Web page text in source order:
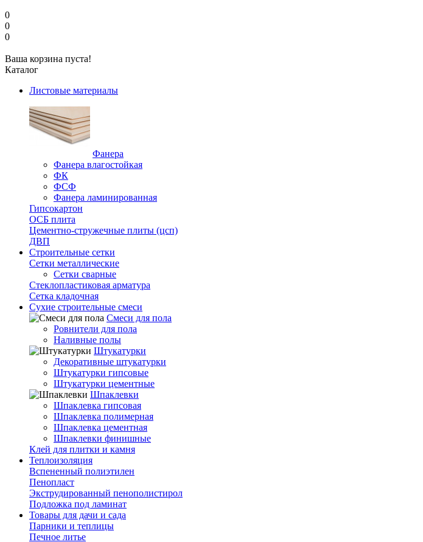
0
0
0
Ваша корзина пуста!
Каталог
Листовые материалы
Фанера
Фанера влагостойкая
ФК
ФСФ
Фанера ламинированная
Гипсокартон
ОСБ плита
Цементно-стружечные плиты (цсп)
ДВП
Строительные сетки
Сетки металлические
Сетки сварные
Стеклопластиковая арматура
Сетка кладочная
Сухие строительные смеси
Смеси для пола
Ровнители для пола
Наливные полы
Штукатурки
Декоративные штукатурки
Штукатурки гипсовые
Штукатурки цементные
Шпаклевки
Шпаклевка гипсовая
Шпаклевка полимерная
Шпаклевка цементная
Шпаклевки финишные
Клей для плитки и камня
Теплоизоляция
Вспененный полиэтилен
Пенопласт
Экструдированный пенополистирол
Подложка под ламинат
Товары для дачи и сада
Парники и теплицы
Печное литье